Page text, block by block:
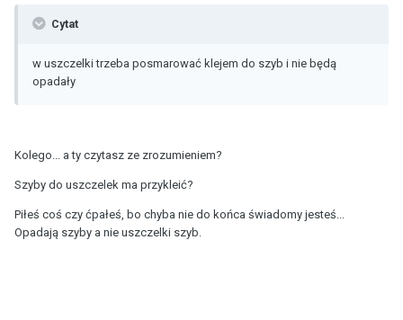
Cytat
w uszczelki trzeba posmarować klejem do szyb i nie będą
opadały
Kolego... a ty czytasz ze zrozumieniem?
Szyby do uszczelek ma przykleić?
Piłeś coś czy ćpałeś, bo chyba nie do końca świadomy jesteś...
Opadają szyby a nie uszczelki szyb.